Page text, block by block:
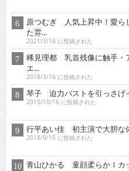
原つむぎ 人気上昇中！愛ら
た雰...
2021/3/16 に投稿された
稀見理都 乳首残像に触手・
エ...
2018/3/16 に投稿された
琴子 迫力バストを引っさげ
2015/10/16 に投稿された
行平あい佳 初主演で大胆な
2018/9/15 に投稿された
青山ひかる 童顔柔らかＩカ